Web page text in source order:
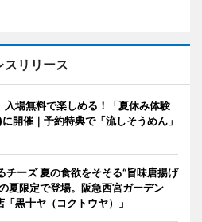
スリリース
入場無料で楽しめる！「夏休み体験
開催｜予約特典で「流しそうめん」
チーズ 夏の食欲をそそる“旨味唐揚げ
夏限定で登場。阪急西宮ガーデン
黒十ヤ（コクトウヤ）」